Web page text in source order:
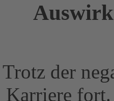
Trotz der
Karriere